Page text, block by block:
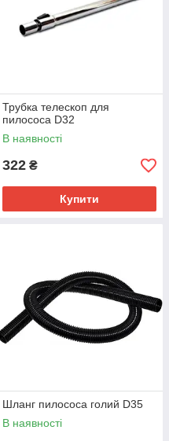
Трубка телескоп для
пилососа D32
В наявності
322 ₴
Купити
Шланг пилососа голий D35
В наявності